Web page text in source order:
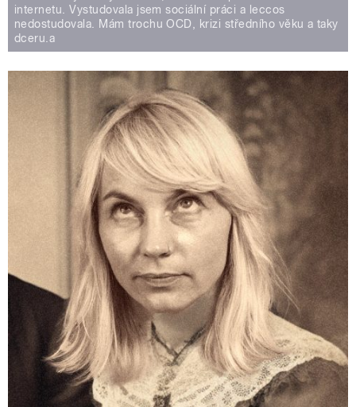
internetu. Vystudovala jsem sociální práci a leccos
nedostudovala. Mám trochu OCD, krizi středního věku a taky
dceru.a